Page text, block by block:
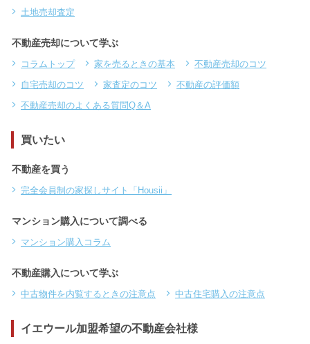
土地売却査定
不動産売却について学ぶ
コラムトップ 家を売るときの基本
不動産売却のコツ
自宅売却のコツ
家査定のコツ
不動産の評価額
不動産売却のよくある質問Q＆A
買いたい
不動産を買う
完全会員制の家探しサイト「Housii」
マンション購入について調べる
マンション購入コラム
不動産購入について学ぶ
中古物件を内覧するときの注意点 中古住宅購入の注意点
イエウール加盟希望の不動産会社様